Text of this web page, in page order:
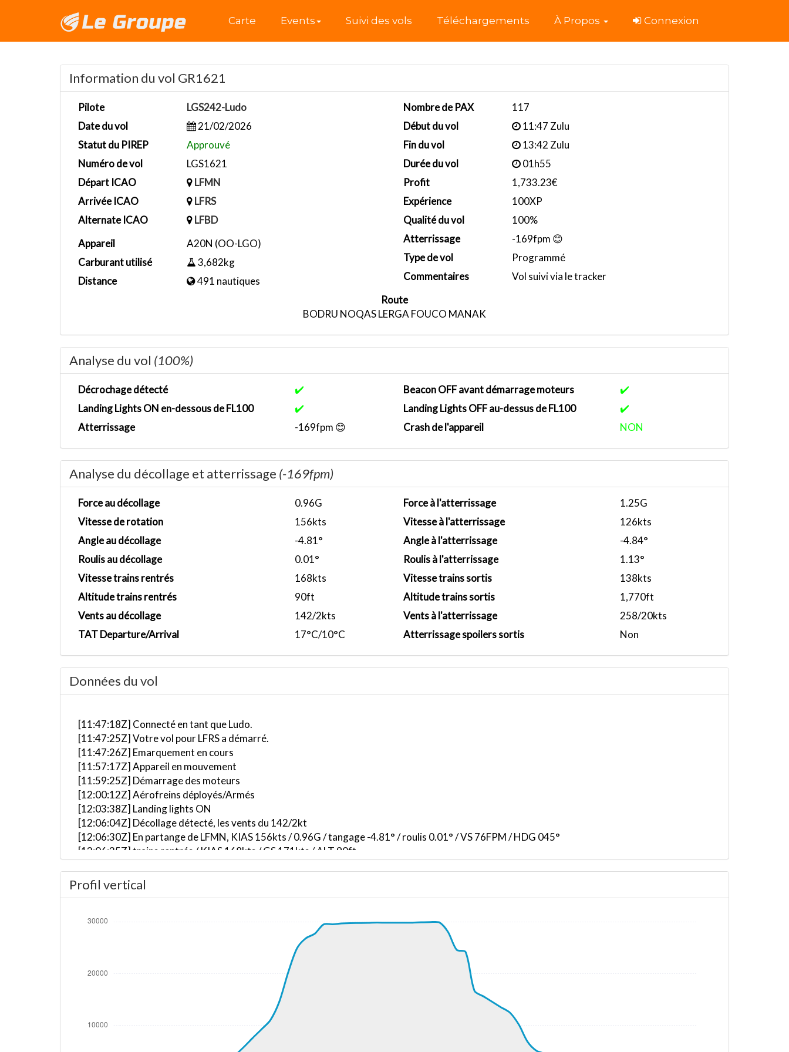
Accueil
Carte Events Suivi des vols Téléchargements À Propos Connexion
Information du vol GR1621
Pilote
LGS242-Ludo
Date du vol
21/02/2026
Statut du PIREP
Approuvé
Numéro de vol
LGS1621
Départ ICAO
LFMN
Arrivée ICAO
LFRS
Alternate ICAO
LFBD
Appareil
A20N (OO-LGO)
Carburant utilisé
3,682kg
Distance
491 nautiques
Nombre de PAX
117
Début du vol
11:47 Zulu
Fin du vol
13:42 Zulu
Durée du vol
01h55
Profit
1,733.23€
Expérience
100XP
Qualité du vol
100%
Atterrissage
-169fpm 😊
Type de vol
Programmé
Commentaires
Vol suivi via le tracker
Route
BODRU NOQAS LERGA FOUCO MANAK
Analyse du vol (100%)
Décrochage détecté
✔️
Landing Lights ON en-dessous de FL100
✔️
Atterrissage
-169fpm 😊
Beacon OFF avant démarrage moteurs
✔️
Landing Lights OFF au-dessus de FL100
✔️
Crash de l'appareil
NON
Analyse du décollage et atterrissage (-169fpm)
Force au décollage
0.96G
Vitesse de rotation
156kts
Angle au décollage
-4.81°
Roulis au décollage
0.01°
Vitesse trains rentrés
168kts
Altitude trains rentrés
90ft
Vents au décollage
142/2kts
TAT Departure/Arrival
17°C/10°C
Force à l'atterrissage
1.25G
Vitesse à l'atterrissage
126kts
Angle à l'atterrissage
-4.84°
Roulis à l'atterrissage
1.13°
Vitesse trains sortis
138kts
Altitude trains sortis
1,770ft
Vents à l'atterrissage
258/20kts
Atterrissage spoilers sortis
Non
Données du vol
[11:47:18Z] Connecté en tant que Ludo.
[11:47:25Z] Votre vol pour LFRS a démarré.
[11:47:26Z] Emarquement en cours
[11:57:17Z] Appareil en mouvement
[11:59:25Z] Démarrage des moteurs
[12:00:12Z] Aérofreins déployés/Armés
[12:03:38Z] Landing lights ON
[12:06:04Z] Décollage détecté, les vents du 142/2kt
[12:06:30Z] En partange de LFMN, KIAS 156kts / 0.96G / tangage -4.81° / roulis 0.01° / VS 76FPM / HDG 045°
[12:06:35Z] trains rentrés / KIAS 168kts / GS 171kts / ALT 90ft
[12:07:35Z] Spoilers RETRACTED , KIAS 169kts / ALT 2590ft
[12:10:37Z] Landing lights OFF, ALT 10590ft
[12:21:14Z] L'appareil en montée / KIAS 268kts / GS 367kts / VS 51FPM / ALT 29500ft / PITCH -2.18° / HDG 308° / TAT -48° / WIND 333/56kt
[12:21:18Z] L'appareil à 29500ft / KIAS 268kts / GS 367kts / HDG 308° / TAT -48° / WIND 335/56kt
[12:23:14Z] L'appareil en montée / KIAS 269kts / GS 367kts / VS 69FPM / ALT 29530ft / PITCH -1.96° / HDG 308° / TAT -49° / WIND 334/57kt
[12:23:26Z] L'appareil à 29540ft / KIAS 269kts / GS 365kts / HDG 308° / TAT -49° / WIND 334/58kt
[12:24:15Z] L'appareil en montée / KIAS 269kts / GS 365kts / VS 51FPM / ALT 29550ft / PITCH -1.9° / HDG 308° / TAT -49° / WIND 334/57kt
[12:24:19Z] L'appareil à 29550ft / KIAS 269kts / GS 365kts / HDG 308° / TAT -49° / WIND 333/57kt
[12:25:35Z] L'appareil en montée / KIAS 269kts / GS 365kts / VS 82FPM / ALT 29570ft / PITCH -1.77° / HDG 308° / TAT -49° / WIND 334/57kt
[12:25:46Z] L'appareil à 29570ft / KIAS 268kts / GS 365kts / HDG 308° / TAT -49° / WIND 333/56kt
[12:26:31Z] L'appareil en montée / KIAS 267kts / GS 367kts / VS 86FPM / ALT 29580ft / PITCH -1.78° / HDG 308° / TAT -48° / WIND 334/54kt
[12:26:50Z] L'appareil à 29600ft / KIAS 268kts / GS 367kts / HDG 308° / TAT -48° / WIND 335/56kt
Profil vertical